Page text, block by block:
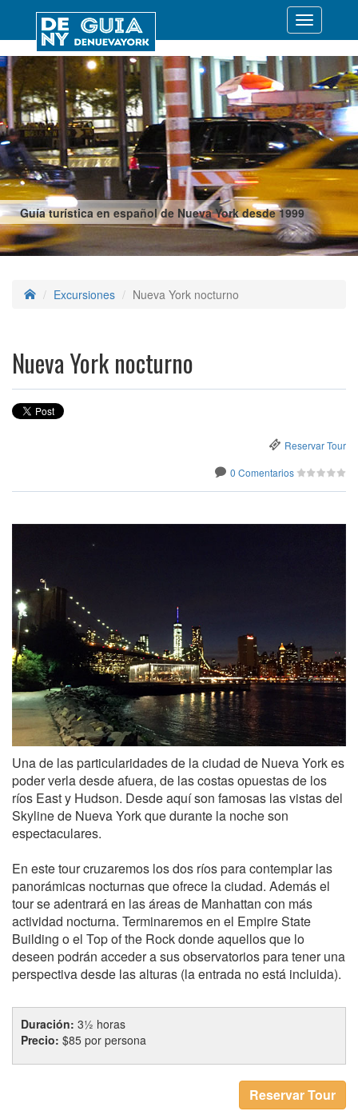
Guía turística en español de Nueva York desde 1999
Desplegar
Excursiones Nueva York nocturno
Nueva York nocturno
Reservar Tour
0 Comentarios
Una de las particularidades de la ciudad de Nueva York es
poder verla desde afuera, de las costas opuestas de los
ríos East y Hudson. Desde aquí son famosas las vistas del
Skyline de Nueva York que durante la noche son
espectaculares.
En este tour cruzaremos los dos ríos para contemplar las
panorámicas nocturnas que ofrece la ciudad. Además el
tour se adentrará en las áreas de Manhattan con más
actividad nocturna. Terminaremos en el Empire State
Building o el Top of the Rock donde aquellos que lo
deseen podrán acceder a sus observatorios para tener una
perspectiva desde las alturas (la entrada no está incluida).
Duración: 3½ horas
Precio: $85 por persona
Reservar Tour